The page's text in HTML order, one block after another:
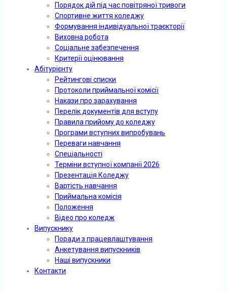
Порядок дій під час повітряної тривоги
Спортивне життя коледжу
Формування індивідуальної траєкторії
Виховна робота
Соціальне забезпечення
Критерії оцінювання
Абітурієнту
Рейтингові списки
Протоколи приймальної комісії
Накази про зарахування
Перелік документів для вступу
Правила прийому до коледжу
Програми вступних випробувань
Переваги навчання
Спеціальності
Терміни вступної компанії 2026
Презентація Коледжу
Вартість навчання
Приймальна комісія
Положення
Відео про коледж
Випускнику
Поради з працевлаштування
Анкетування випускників
Наші випускники
Контакти